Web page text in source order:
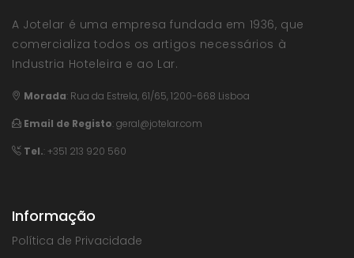
A Jotelar é uma empresa fundada em 1936, que
comercializa todos os artigos necessários à
Industria Hoteleira e ao Lar.
Morada: Rua da Estrela, 61/65, 1200-668 Lisboa
Email de Registo:geral@jotelar.com
Tel.: +351 213 920 560
Informação
Política de Privacidade